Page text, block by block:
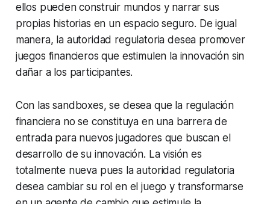
ellos pueden construir mundos y narrar sus
propias historias en un espacio seguro. De igual
manera, la autoridad regulatoria desea promover
juegos financieros que estimulen la innovación sin
dañar a los participantes.
Con las sandboxes, se desea que la regulación
financiera no se constituya en una barrera de
entrada para nuevos jugadores que buscan el
desarrollo de su innovación. La visión es
totalmente nueva pues la autoridad regulatoria
desea cambiar su rol en el juego y transformarse